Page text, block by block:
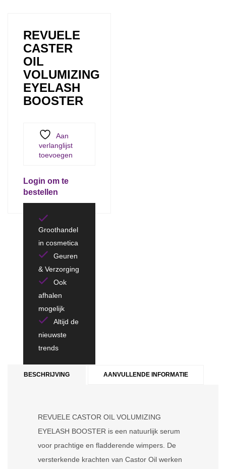
REVUELE
CASTER
OIL
VOLUMIZING
EYELASH
BOOSTER
Aan
verlanglijst
toevoegen
Login om te
bestellen
Groothandel
in cosmetica
Geuren
& Verzorging
Ook
afhalen
mogelijk
Altijd de
nieuwste
trends
BESCHRIJVING AANVULLENDE INFORMATIE
REVUELE CASTOR OIL VOLUMIZING
EYELASH BOOSTER is een natuurlijk serum
voor prachtige en fladderende wimpers. De
versterkende krachten van Castor Oil werken